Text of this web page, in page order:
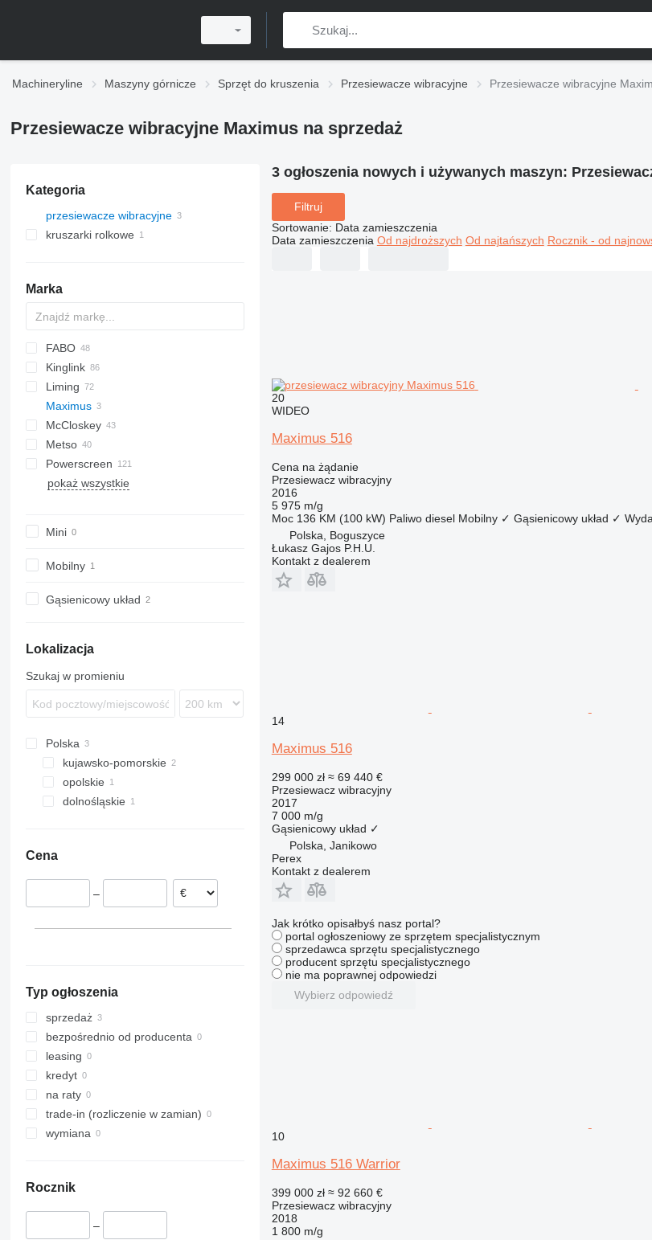
Machineryline Maszyny górnicze Sprzęt do kruszenia Przesiewacze wibracyjne Przesiewacze wibracyjne
Przesiewacze wibracyjne Maximus na sprzedaż
Kategoria
przesiewacze wibracyjne
kruszarki rolkowe
Marka
DF
60
SM
E-series
S-series
FABO
FTB
FTI
FTS
Fullstar
MCK
ME
PRO
542
640
PC
Combo
Explorer
Frontier
Novum
Kinglink
2LSX
KL
ZSW
Mobiscreen
Liming
Maximus
516
McCloskey
R-series
S-series
V-series
Metso
Lokotrack
Nordberg
Powerscreen
Chieftain
MPB
CS
Remax
QA
820
683
T5
1412
Orbital 3000
pokaż wszystkie
Mini
Mobilny
Gąsienicowy układ
Lokalizacja
Szukaj w promieniu
Polska
kujawsko-pomorskie
Inowrocław
opolskie
Boguszyce
dolnośląskie
Cena
–
Typ ogłoszenia
sprzedaż
bezpośrednio od producenta
leasing
kredyt
na raty
trade-in (rozliczenie w zamian)
wymiana
Rocznik
–
3 ogłoszenia nowych i używanych maszyn:
Filtruj
Sortowanie: Data zamieszczenia
Data zamieszczenia Od najdroższych Od najtańszych Rocznik - od
20
WIDEO
Maximus 516
Cena na żądanie
Przesiewacz wibracyjny
2016
5 975 m/g
Moc 136 KM (100 kW) Paliwo diesel Mobilny ✓ Gąsienicowy układ ✓
Polska, Boguszyce
Łukasz Gajos P.H.U.
Kontakt z dealerem
14
Maximus 516
299 000 zł ≈ 69 440 €
Przesiewacz wibracyjny
2017
7 000 m/g
Gąsienicowy układ ✓
Polska, Janikowo
Perex
Kontakt z dealerem
Jak krótko opisałbyś nasz portal?
portal ogłoszeniowy ze sprzętem specjalistycznym
sprzedawca sprzętu specjalistycznego
producent sprzętu specjalistycznego
nie ma poprawnej odpowiedzi
Wybierz odpowiedź
10
Maximus 516 Warrior
399 000 zł ≈ 92 660 €
Przesiewacz wibracyjny
2018
1 800 m/g